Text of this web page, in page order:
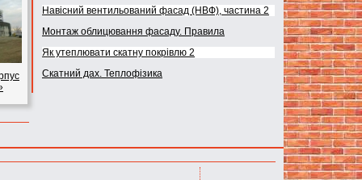
Навісний вентильований фасад (НВФ), частина 2
Монтаж облицювання фасаду. Правила
Як утеплювати скатну покрівлю 2
Скатний дах. Теплофізика